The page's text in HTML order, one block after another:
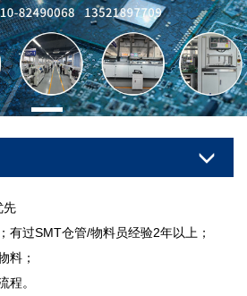
先
有过SMT仓管/物料员经验2年以上；
；
。